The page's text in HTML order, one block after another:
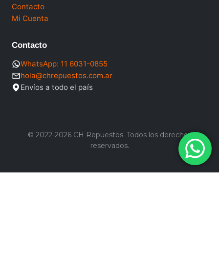
Contacto
Mi Cuenta
Contacto
WhatsApp: 11 6031-0855
hola@chrepuestos.com.ar
Envíos a todo el país
© 2022-2026 CH Repuestos. Todos los derechos
reservados.